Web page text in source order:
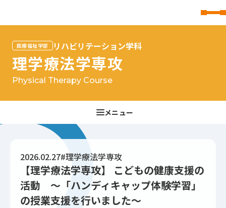
医療福祉学部 リハビリテーション学科
理学療法学専攻
Physical Therapy Course
2026.02.27#理学療法学専攻
【理学療法学専攻】 こどもの健康支援の
活動 ～「ハンディキャップ体験学習」
の授業支援を行いました～